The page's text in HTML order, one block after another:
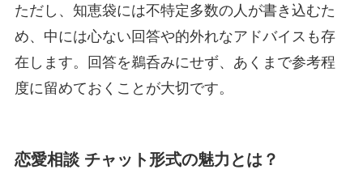
ただし、知恵袋には不特定多数の人が書き込むた
め、中には心ない回答や的外れなアドバイスも存
在します。回答を鵜呑みにせず、あくまで参考程
度に留めておくことが大切です。
恋愛相談 チャット形式の魅力とは？